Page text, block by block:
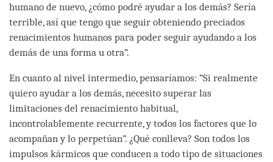
humano de nuevo, ¿cómo podré ayudar a los demás? Sería
terrible, así que tengo que seguir obteniendo preciados
renacimientos humanos para poder seguir ayudando a los
demás de una forma u otra”.
En cuanto al nivel intermedio, pensaríamos: “Si realmente
quiero ayudar a los demás, necesito superar las
limitaciones del renacimiento habitual,
incontrolablemente recurrente, y todos los factores que lo
acompañan y lo perpetúan”. ¿Qué conlleva? Son todos los
impulsos kármicos que conducen a todo tipo de situaciones